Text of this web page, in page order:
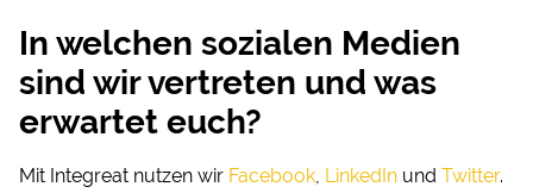
In welchen sozialen Medien
sind wir vertreten und was
erwartet euch?
Mit Integreat nutzen wir Facebook, LinkedIn und Twitter.